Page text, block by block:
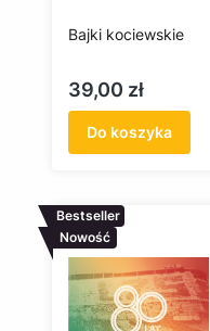
Bajki kociewskie
Cena
39,00 zł
Do koszyka
Bestseller
Nowość